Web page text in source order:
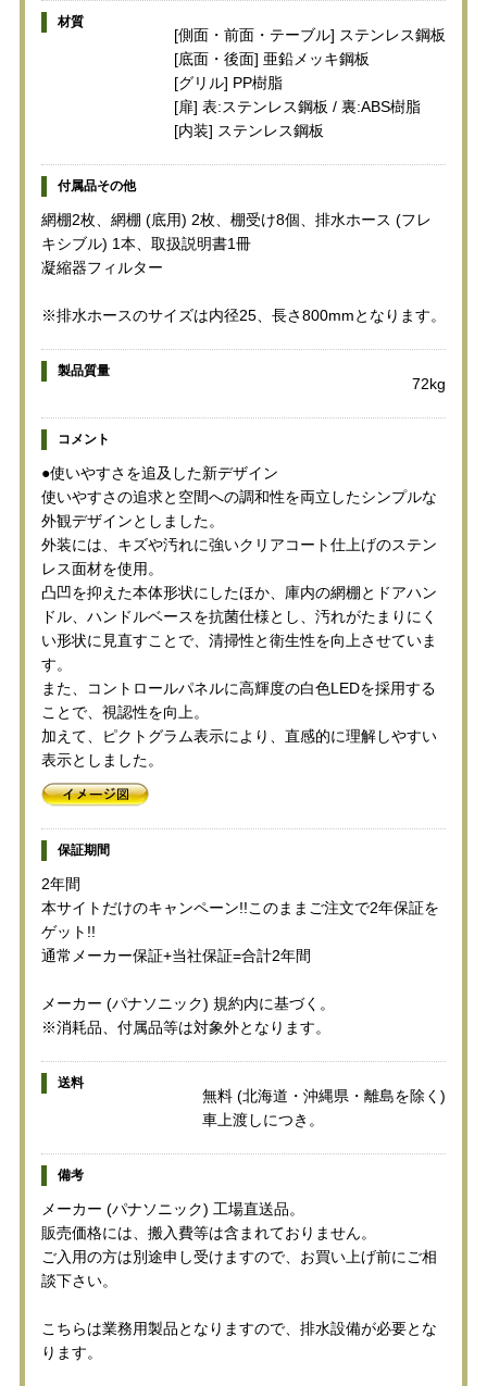
材質
[側面・前面・テーブル] ステンレス鋼板
[底面・後面] 亜鉛メッキ鋼板
[グリル] PP樹脂
[扉] 表:ステンレス鋼板 / 裏:ABS樹脂
[内装] ステンレス鋼板
付属品その他
網棚2枚、網棚 (底用) 2枚、棚受け8個、排水ホース (フレ
キシブル) 1本、取扱説明書1冊
凝縮器フィルター
※排水ホースのサイズは内径25、長さ800mmとなります。
製品質量
72kg
コメント
●使いやすさを追及した新デザイン
使いやすさの追求と空間への調和性を両立したシンプルな
外観デザインとしました。
外装には、キズや汚れに強いクリアコート仕上げのステン
レス面材を使用。
凸凹を抑えた本体形状にしたほか、庫内の網棚とドアハン
ドル、ハンドルベースを抗菌仕様とし、汚れがたまりにく
い形状に見直すことで、清掃性と衛生性を向上させていま
す。
また、コントロールパネルに高輝度の白色LEDを採用する
ことで、視認性を向上。
加えて、ピクトグラム表示により、直感的に理解しやすい
表示としました。
保証期間
2年間
本サイトだけのキャンペーン!!このままご注文で2年保証を
ゲット!!
通常メーカー保証+当社保証=合計2年間
メーカー (パナソニック) 規約内に基づく。
※消耗品、付属品等は対象外となります。
送料
無料 (北海道・沖縄県・離島を除く)
車上渡しにつき。
備考
メーカー (パナソニック) 工場直送品。
販売価格には、搬入費等は含まれておりません。
ご入用の方は別途申し受けますので、お買い上げ前にご相
談下さい。
こちらは業務用製品となりますので、排水設備が必要とな
ります。